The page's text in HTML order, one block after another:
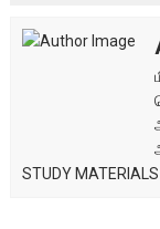
STUDY MATERIALS